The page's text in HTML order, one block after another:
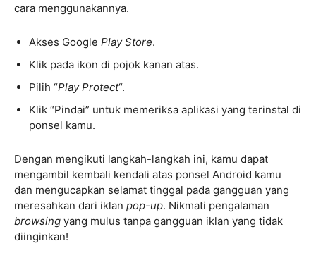
cara menggunakannya.
Akses Google Play Store.
Klik pada ikon di pojok kanan atas.
Pilih “Play Protect“.
Klik “Pindai” untuk memeriksa aplikasi yang terinstal di
ponsel kamu.
Dengan mengikuti langkah-langkah ini, kamu dapat
mengambil kembali kendali atas ponsel Android kamu
dan mengucapkan selamat tinggal pada gangguan yang
meresahkan dari iklan pop-up. Nikmati pengalaman
browsing yang mulus tanpa gangguan iklan yang tidak
diinginkan!